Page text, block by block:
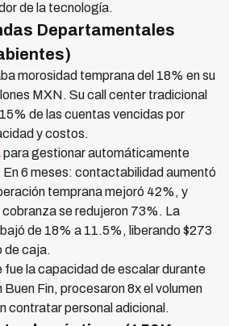
de la tecnología.
Departamentales
morosidad temprana del 18% en su
MXN. Su call center tradicional
de las cuentas vencidas por
y costos.
para gestionar automáticamente
6 meses: contactabilidad aumentó
temprana mejoró 42%, y
se redujeron 73%. La
de 18% a 11.5%, liberando $273
de caja.
fue la capacidad de escalar durante
Fin, procesaron 8x el volumen
contratar personal adicional.